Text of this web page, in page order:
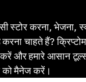
स्टोर करना, भेजना,
चाहते हैं?
और हमारे आसान
को मैनेज करें।